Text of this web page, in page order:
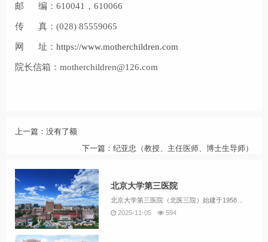
邮 编：610041，610066
传 真：(028) 85559065
网 址： https://www.motherchildren.com
院长信箱：motherchildren@126.com
上一篇：没有了额
下一篇： 纪亚忠（教授、主任医师、博士生导师）
北京大学第三医院
北京大学第三医院（北医三院）始建于1958年，是国家卫生健康委委管医院，是集医疗、教学、科研、预防保健、康复与健康管理为一体的综合性三甲医院。多年以来，北医三院医疗服务量和效率始终居于北京市前列，现有床位2300余张。2024年服务门急诊患...
2025-11-05
594